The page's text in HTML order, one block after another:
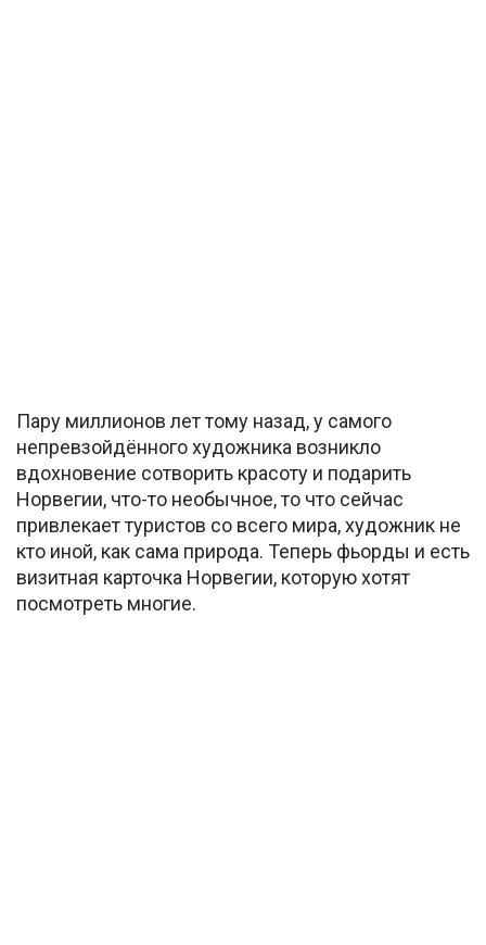
Пару миллионов лет тому назад, у самого
непревзойдённого художника возникло
вдохновение сотворить красоту и подарить
Норвегии, что-то необычное, то что сейчас
привлекает туристов со всего мира, художник не
кто иной, как сама природа. Теперь фьорды и есть
визитная карточка Норвегии, которую хотят
посмотреть многие.